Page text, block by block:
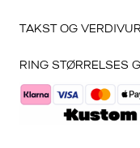
TAKST OG
RING STØRRELSES